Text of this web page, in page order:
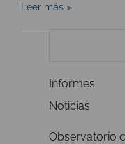
Leer más >
Informes
Noticias
Observatorio